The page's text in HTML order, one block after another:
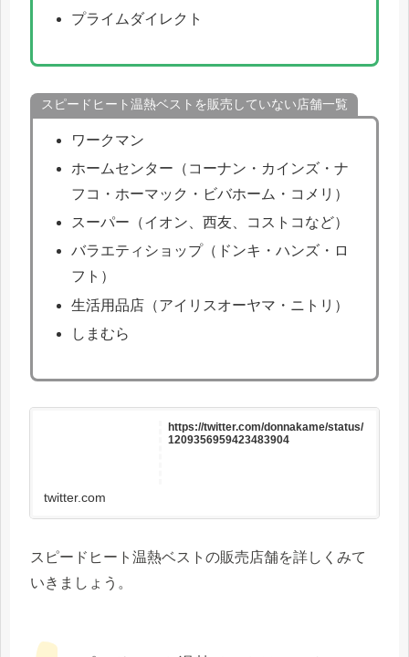
プライムダイレクト
スピードヒート温熱ベストを販売していない店舗一覧
ワークマン
ホームセンター（コーナン・カインズ・ナ
フコ・ホーマック・ビバホーム・コメリ）
スーパー（イオン、西友、コストコなど）
バラエティショップ（ドンキ・ハンズ・ロ
フト）
生活用品店（アイリスオーヤマ・ニトリ）
しまむら
https://twitter.com/donnakame/status/
1209356959423483904
twitter.com
スピードヒート温熱ベストの販売店舗を詳しくみて
いきましょう。